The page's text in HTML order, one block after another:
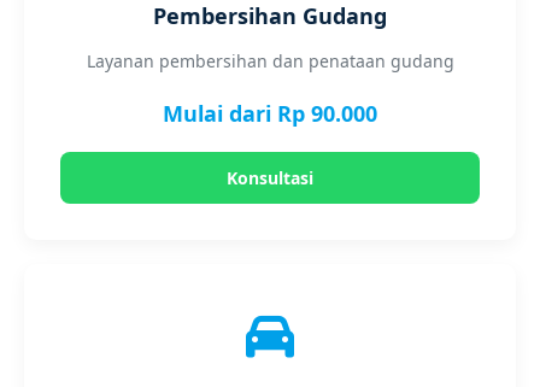
Pembersihan Gudang
Layanan pembersihan dan penataan gudang
Mulai dari Rp 90.000
Konsultasi